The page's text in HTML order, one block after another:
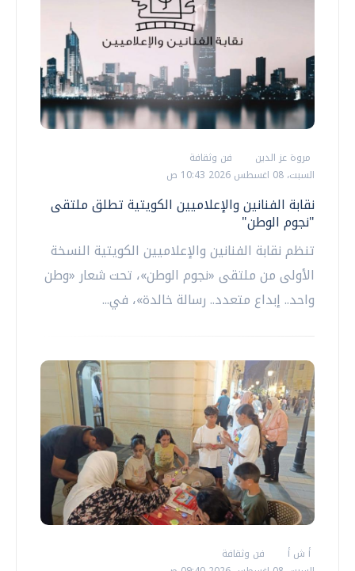
مروة عز الدين
فن وثقافة
السبت، 08 اغسطس 2026 10:43 ص
نقابة الفنانين والإعلاميين الكويتية تطلق ملتقى
"نجوم الوطن"
تنظم نقابة الفنانين والإعلاميين الكويتية النسخة
الأولى من ملتقى «نجوم الوطن»، تحت شعار «وطن
واحد.. إبداع متعدد.. رسالة خالدة»، في...
أ ش أ
فن وثقافة